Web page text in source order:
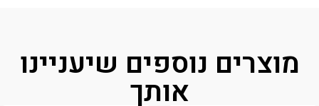
מוצרים נוספים שיעניינו
אותך